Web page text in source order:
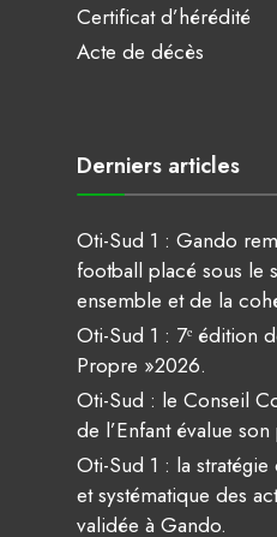
Certificat d’hérédité
Acte de décès
Derniers articles
Oti-Sud 1 : Gando
football placé sous le
ensemble et de la
Oti-Sud 1 : 7ᵉ édition
Propre »2026.
Oti-Sud : le Conseil
de l’Enfant évalue son
Oti-Sud 1 : la
et systématique des
validée à Gando.